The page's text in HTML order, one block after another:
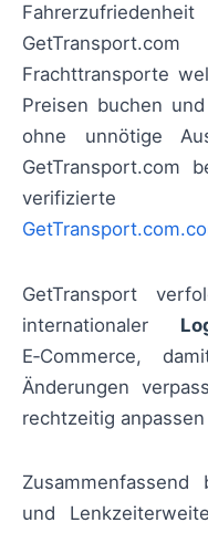
Frachttransporte
Preisen buchen
ohne unnötige
GetTransport.com
verifizierte
GetTransport
internationaler
E‑Commerce,
Änderungen
rechtzeitig
und